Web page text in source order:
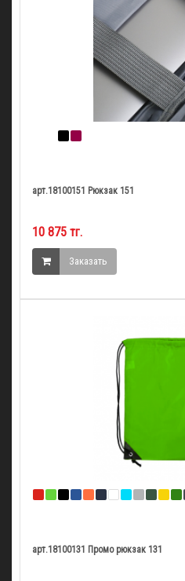
арт.18100151 Рюкзак 151
10 875 тг.
Заказать
арт.18100131 Промо рюкзак 131